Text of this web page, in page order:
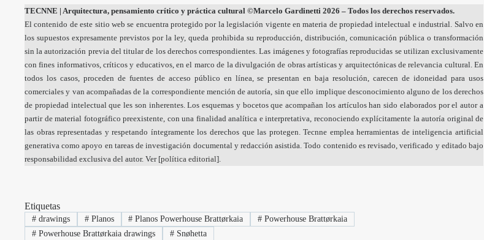
TECNNE | Arquitectura, pensamiento crítico y práctica cultural ©Marcelo Gardinetti 2026 – Todos los derechos reservados.
El contenido de este sitio web se encuentra protegido por la legislación vigente en materia de propiedad intelectual e industrial. Salvo en
los supuestos expresamente previstos por la ley, queda prohibida su reproducción, distribución, comunicación pública o transformación
sin la autorización previa del titular de los derechos correspondientes. Las imágenes y fotografías reproducidas se utilizan exclusivamente
con fines informativos, críticos y educativos, en el marco de la divulgación de obras artísticas y arquitectónicas de relevancia cultural. En
todos los casos, proceden de fuentes de acceso público en línea, se presentan en baja resolución, carecen de idoneidad para usos
comerciales y van acompañadas de la correspondiente mención de autoría, sin que ello implique desconocimiento alguno de los derechos
de propiedad intelectual que les son inherentes. Los esquemas y bocetos que acompañan los artículos han sido elaborados por el autor a
partir de material fotográfico preexistente, con una finalidad analítica e interpretativa, reconociendo explícitamente la autoría original de
las obras representadas y respetando íntegramente los derechos que las protegen. Tecnne emplea herramientas de inteligencia artificial
generativa como apoyo en tareas de investigación documental y redacción asistida. Todo contenido es revisado, verificado y editado bajo
responsabilidad exclusiva del autor. Ver [política editorial].
Etiquetas
#drawings #Planos # Planos Powerhouse Brattørkaia # Powerhouse Brattørkaia
#Powerhouse Brattørkaia drawings #Snøhetta